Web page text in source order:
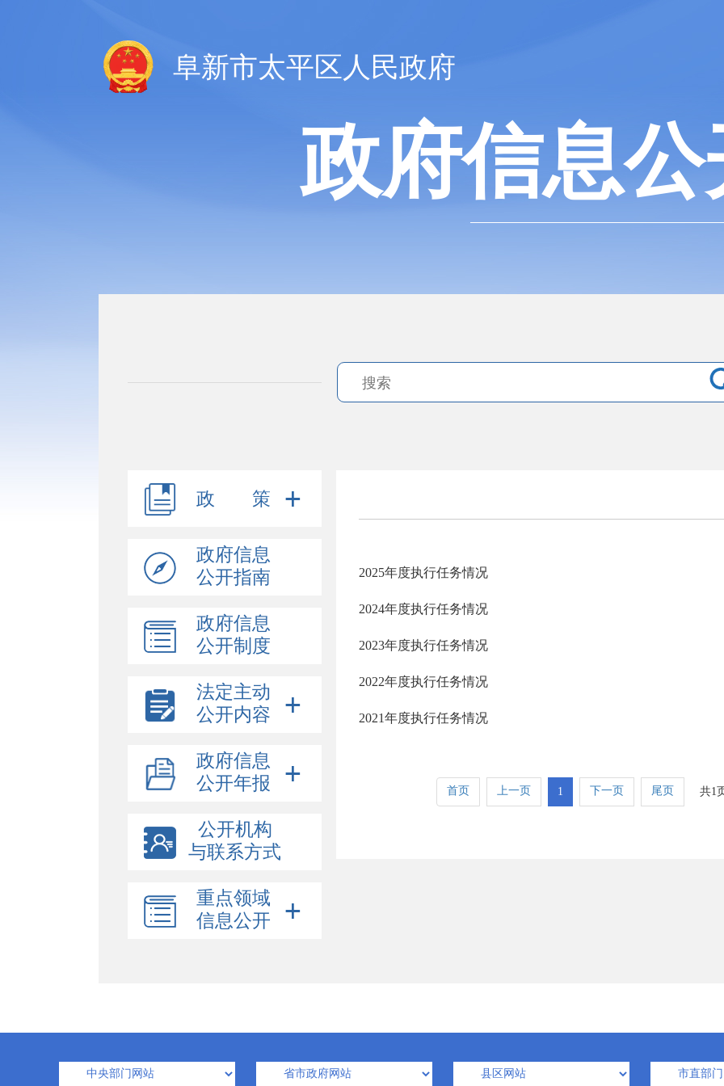
阜新市太平区人民政府
政府信息公
政 策
政府信息
公开指南
政府信息
公开制度
法定主动
公开内容
政府信息
公开年报
公开机构
与联系方式
重点领域
信息公开
2025年度执行任务情况
2024年度执行任务情况
2023年度执行任务情况
2022年度执行任务情况
2021年度执行任务情况
首页 上一页 1 下一页 尾页 共1